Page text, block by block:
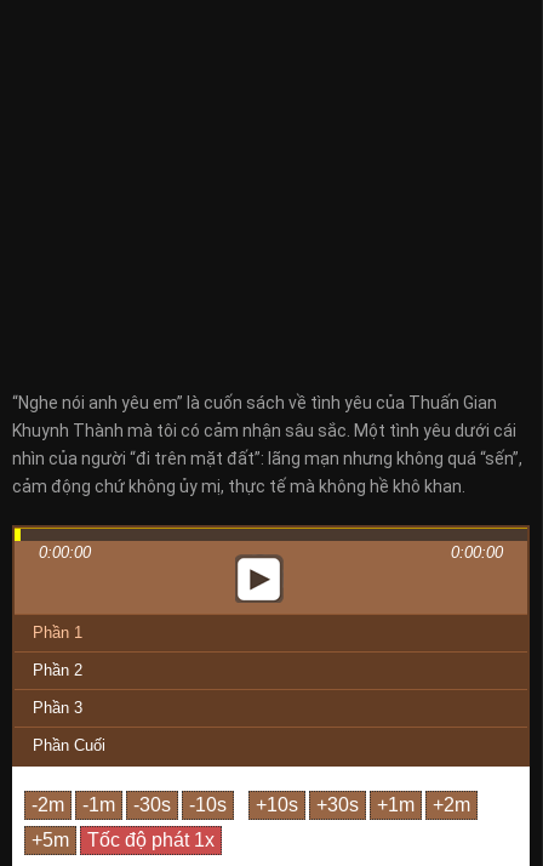
“Nghe nói anh yêu em” là cuốn sách về tình yêu của Thuấn Gian
Khuynh Thành mà tôi có cảm nhận sâu sắc. Một tình yêu dưới cái
nhìn của người “đi trên mặt đất”: lãng mạn nhưng không quá “sến”,
cảm động chứ không ủy mị, thực tế mà không hề khô khan.
0:00:00 0:00:00
Phần 1
Phần 2
Phần 3
Phần Cuối